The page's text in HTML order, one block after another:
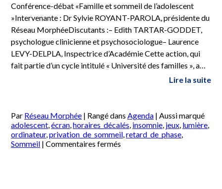
Conférence-débat «Famille et sommeil de l’adolescent
»Intervenante : Dr Sylvie ROYANT-PAROLA, présidente du
Réseau MorphéeDiscutants :– Edith TARTAR-GODDET,
psychologue clinicienne et psychosociologue– Laurence
LEVY-DELPLA, Inspectrice d’Académie Cette action, qui
fait partie d’un cycle intitulé « Université des familles », a…
Lire la suite
Par Réseau Morphée | Rangé dans Agenda | Aussi marqué
adolescent,écran,horaires_décalés, insomnie, jeux, lumière,
ordinateur,privation_de_sommeil,retard_de_phase,
Sommeil | Commentaires fermés